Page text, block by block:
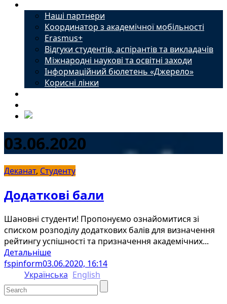
Наші партнери
Координатор з академічної мобільності
Erasmus+
Відгуки студентів, аспірантів та викладачів
Міжнародні наукові та освітні заходи
Інформаційний бюлетень «Джерело»
Корисні лінки
03.06.2020
Деканат, Студенту
Додаткові бали
Шановні студенти! Пропонуємо ознайомитися зі
списком розподілу додаткових балів для визначення
рейтингу успішності та призначення академічних...
Детальніше
fspinform03.06.2020, 16:14
Українська English